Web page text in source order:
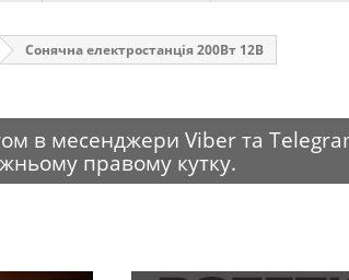
Cонячна електростанція 200Вт 12В
в месенджери Viber та
правому кутку.